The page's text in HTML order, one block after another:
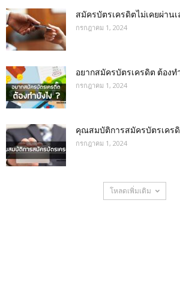
สมัครบัตรเครดิตไม่เคยผ่านเ
กรกฎาคม 1, 2024
อยากสมัครบัตรเครดิต ต้องท
กรกฎาคม 1, 2024
คุณสมบัติการสมัครบัตรเคร
กรกฎาคม 1, 2024
โหลดเพิ่มเติม